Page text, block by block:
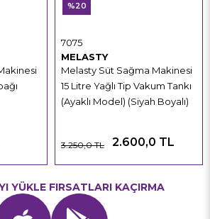
MELASTY
Melasty Süt Sağma Makinesi
15 Litre Yağlı Tip Vakum Tankı
(Ayaklı Model) (Siyah Boyalı)
7075
2.600,0 TL
3.250,0 TL
%20
YÜKLE FIRSATLARI KAÇIRMA